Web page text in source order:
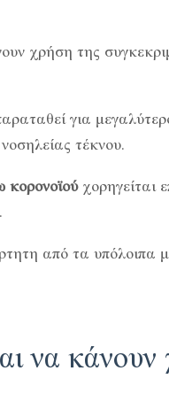
χρήση της
για
τέκνου.
κορονοϊούχορηγείται
από τα υπόλοιπα
να κάνουν